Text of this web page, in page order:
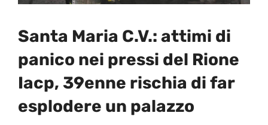
Santa Maria C.V.: attimi di
panico nei pressi del Rione
Iacp, 39enne rischia di far
esplodere un palazzo